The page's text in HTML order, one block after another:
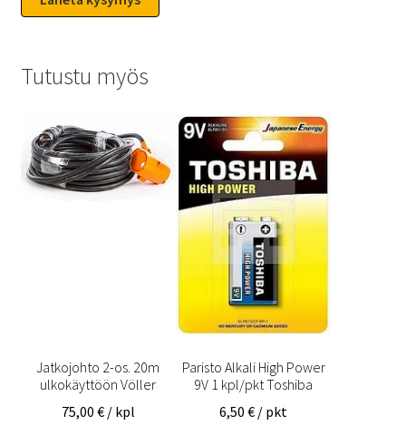
Tutustu myös
Jatkojohto 2-os. 20m
ulkokäyttöön Völler
75,00 € / kpl
Paristo Alkali High Power
9V 1 kpl/pkt Toshiba
6,50€ / pkt